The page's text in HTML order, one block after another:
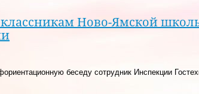
Ново-Ямской
беседу сотрудник Инспекции